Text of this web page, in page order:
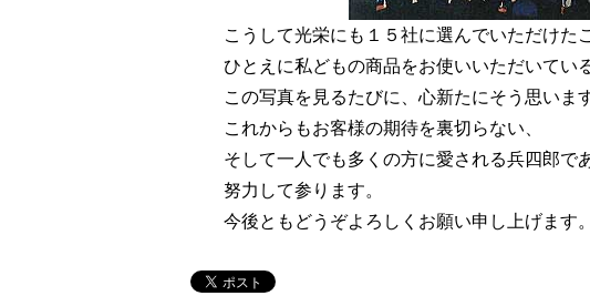
こうして光栄にも１５社に選んでいただけた
ひとえに私どもの商品をお使いいただいてい
この写真を見るたびに、心新たにそう思います
これからもお客様の期待を裏切らない、
そして一人でも多くの方に愛される兵四郎で
努力して参ります。
今後ともどうぞよろしくお願い申し上げます。